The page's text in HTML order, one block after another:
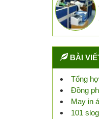
BÀI
Tổng
Đồng
May in
101